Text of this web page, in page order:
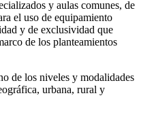
y aulas comunes, de
el uso de equipamiento
y de exclusividad que
de los planteamientos
de los niveles y modalidades
urbana, rural y